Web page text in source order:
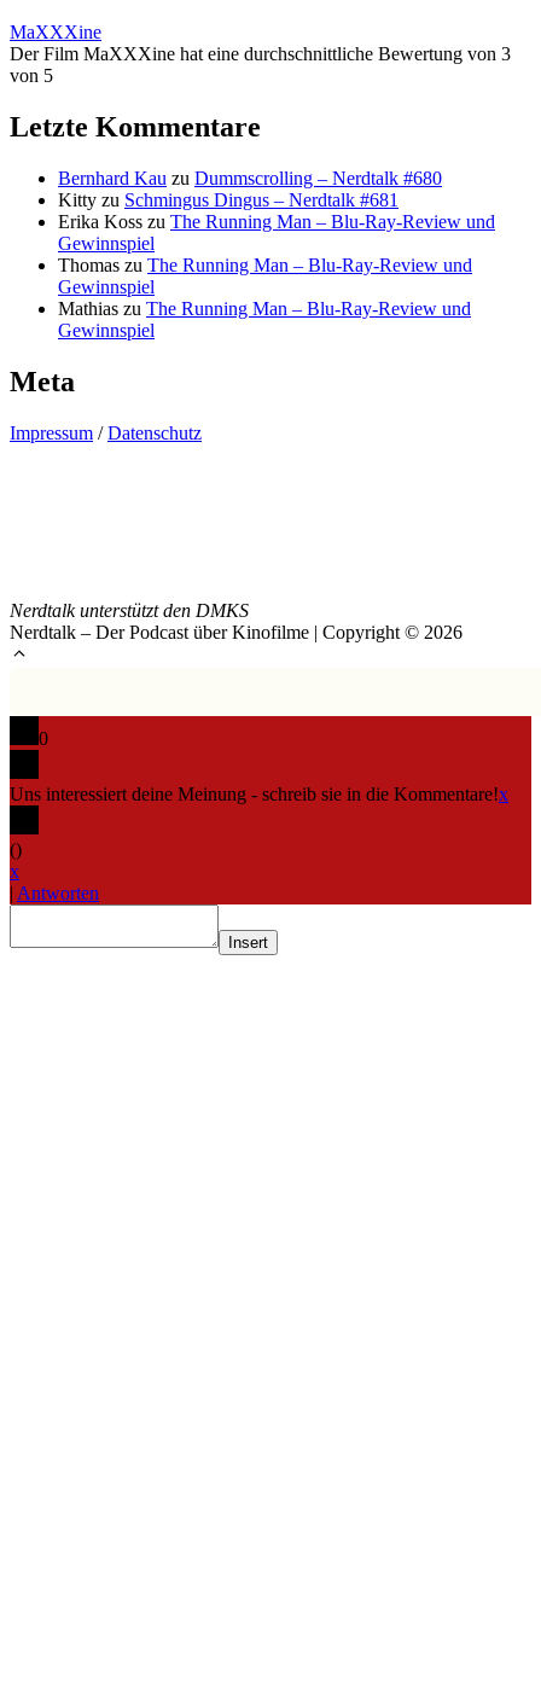
MaXXXine
Der Film MaXXXine hat eine durchschnittliche Bewertung von 3
von 5
Letzte Kommentare
Bernhard Kau zu Dummscrolling – Nerdtalk #680
Kitty zu Schmingus Dingus – Nerdtalk #681
Erika Koss zu The Running Man – Blu-Ray-Review und
Gewinnspiel
Thomas zu The Running Man – Blu-Ray-Review und
Gewinnspiel
Mathias zu The Running Man – Blu-Ray-Review und
Gewinnspiel
Meta
Impressum /Datenschutz
Nerdtalk unterstützt den DMKS
Nerdtalk – Der Podcast über Kinofilme | Copyright © 2026
0
Uns interessiert deine Meinung - schreib sie in die Kommentare!x
()
x
| Antworten
Insert